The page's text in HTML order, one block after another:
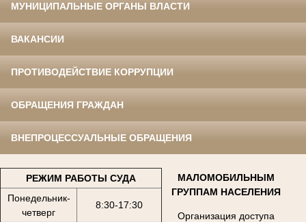
МУНИЦИПАЛЬНЫЕ ОРГАНЫ ВЛАСТИ
ВАКАНСИИ
ПРОТИВОДЕЙСТВИЕ КОРРУПЦИИ
ОБРАЩЕНИЯ ГРАЖДАН
ВНЕПРОЦЕССУАЛЬНЫЕ ОБРАЩЕНИЯ
РЕЖИМ РАБОТЫ СУДА
Понедельник-
четверг
8:30-17:30
МАЛОМОБИЛЬНЫМ
ГРУППАМ НАСЕЛЕНИЯ
Организация доступа